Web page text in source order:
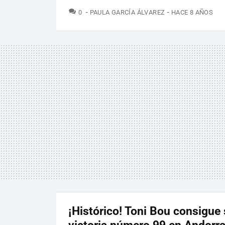
0 COMENTARIOS
PAULA GARCÍA ÁLVAREZ HACE 8 AÑOS
¡Histórico! Toni Bou consigue